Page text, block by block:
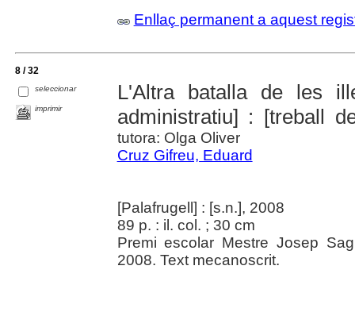
Enllaç permanent a aquest
8 / 32
seleccionar
imprimir
L'Altra batalla de les
administratiu] : [treball
tutora: Olga Oliver
Cruz Gifreu, Eduard
[Palafrugell] : [s.n.], 2008
89 p. : il. col. ; 30 cm
Premi escolar Mestre Josep
2008. Text mecanoscrit.